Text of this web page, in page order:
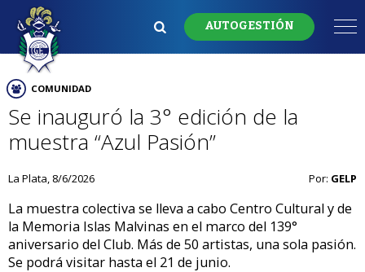
AUTOGESTIÓN
COMUNIDAD
Se inauguró la 3° edición de la
muestra “Azul Pasión”
La Plata, 8/6/2026 Por: GELP
La muestra colectiva se lleva a cabo Centro Cultural y de
la Memoria Islas Malvinas en el marco del 139°
aniversario del Club. Más de 50 artistas, una sola pasión.
Se podrá visitar hasta el 21 de junio.